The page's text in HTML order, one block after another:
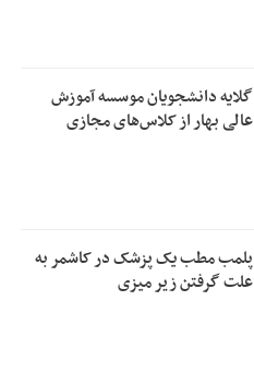
گلایه دانشجویان موسسه آموزش
عالی بهار از کلاس‌های مجازی
پلمب مطب یک پزشک در کاشمر به
علت گرفتن زیر میزی